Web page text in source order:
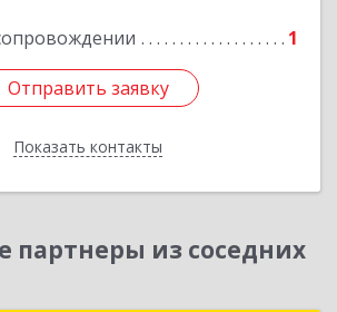
1
Отправить заявку
Показать контакты
Подробнее
Отправить заявку
Назад
из соседних